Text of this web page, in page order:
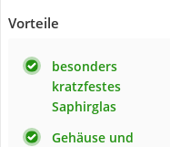
Vorteile
besonders
kratzfestes
Saphirglas
Gehäuse und